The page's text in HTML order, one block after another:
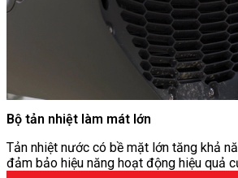
Bộ tản nhiệt làm mát lớn
Tản nhiệt nước có bề mặt lớn tăng khả
đảm bảo hiệu năng hoạt động hiệu quả